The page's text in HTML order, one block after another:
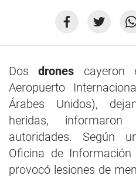
Dosdrones cayeron
Aeropuerto
Árabes Unidos),
heridas,
autoridades. Según
Oficina de
provocó lesiones de